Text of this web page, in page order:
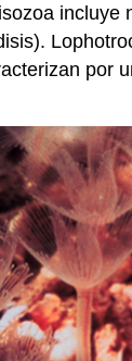
incluye
por